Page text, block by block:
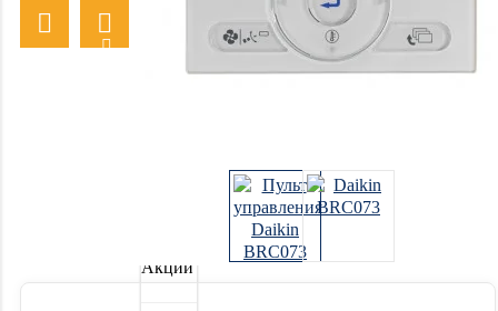
Вентиляция
Акции